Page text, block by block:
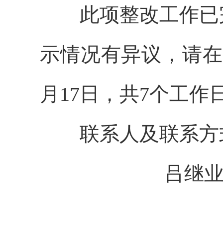
此项整改工作
示情况有异议，请
月17日，共7个工作
联系人及联系
吕继